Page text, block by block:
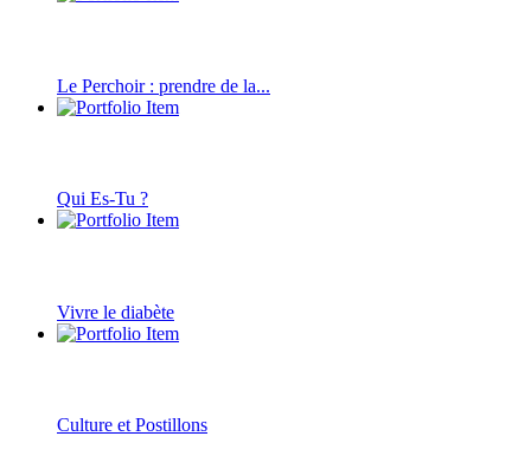
Le Perchoir : prendre de la...
Qui Es-Tu ?
Vivre le diabète
Culture et Postillons